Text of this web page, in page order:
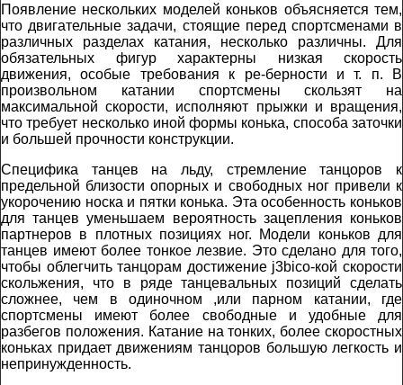
Появление нескольких моделей коньков объясняется тем,
что двигательные задачи, стоящие перед спортсменами в
различных разделах катания, несколько различны. Для
обязательных фигур характерны низкая скорость
движения, особые требования к ре-берности и т. п. В
произвольном катании спортсмены скользят на
максимальной скорости, исполняют прыжки и вращения,
что требует несколько иной формы конька, способа заточки
и большей прочности конструкции.
Специфика танцев на льду, стремление танцоров к
предельной близости опорных и свободных ног привели к
укорочению носка и пятки конька. Эта особенность коньков
для танцев уменьшаем вероятность зацепления коньков
партнеров в плотных позициях ног. Модели коньков для
танцев имеют более тонкое лезвие. Это сделано для того,
чтобы облегчить танцорам достижение j3bico-кой скорости
скольжения, что в ряде танцевальных позиций сделать
сложнее, чем в одиночном ,или парном катании, где
спортсмены имеют более свободные и удобные для
разбегов положения. Катание на тонких, более скоростных
коньках придает движениям танцоров большую легкость и
непринужденность.